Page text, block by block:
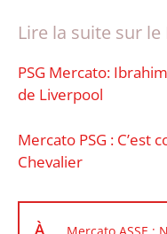
Lire la suite sur le
PSG Mercato:
de Liverpool
Mercato PSG : C’est
Chevalier
À